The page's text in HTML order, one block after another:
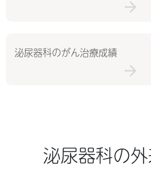
泌尿器科のがん治療成績
泌尿器科の